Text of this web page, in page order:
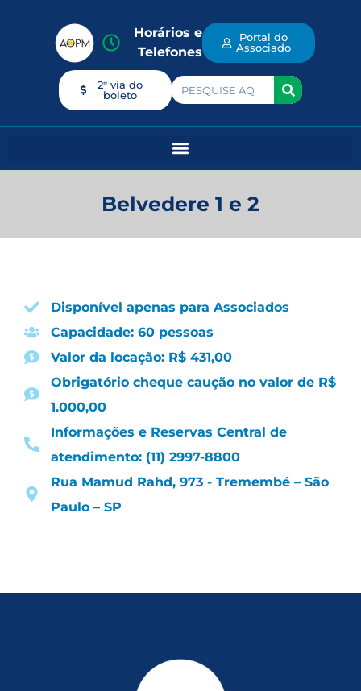
Horários e
Telefones
Portal do
Associado
2ª via do
boleto
Belvedere 1 e 2
Disponível apenas para Associados
Capacidade: 60 pessoas
Valor da locação: R$ 431,00
Obrigatório cheque caução no valor de R$
1.000,00
Informações e Reservas Central de
atendimento: (11) 2997-8800
Rua Mamud Rahd, 973 - Tremembé – São
Paulo – SP